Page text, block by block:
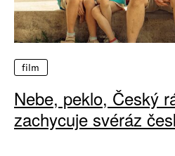
film
Nebe, peklo, Český
zachycuje svéráz